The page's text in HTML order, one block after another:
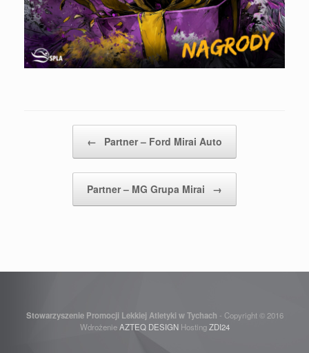
← Partner – Ford Mirai Auto
Partner – MG Grupa Mirai →
Stowarzyszenie Promocji Lekkiej Atletyki w Tychach - Copyright © 2016
WdrożenieAZTEQ DESIGNHostingZDI24